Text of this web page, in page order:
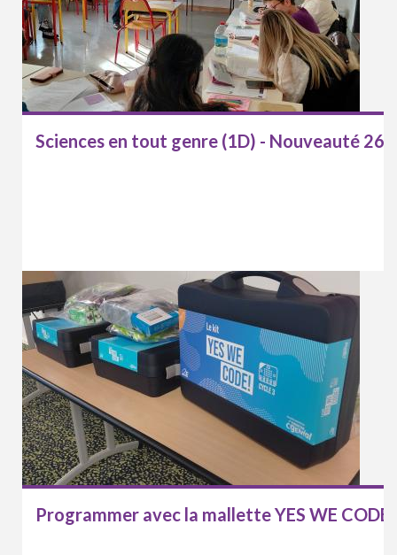
Sciences en tout genre (1D) - Nouveauté 26-
Programmer avec la mallette YES WE